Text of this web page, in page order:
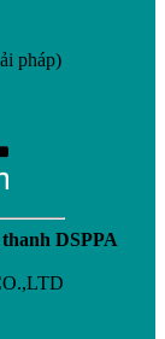
pháp)
DSPPA